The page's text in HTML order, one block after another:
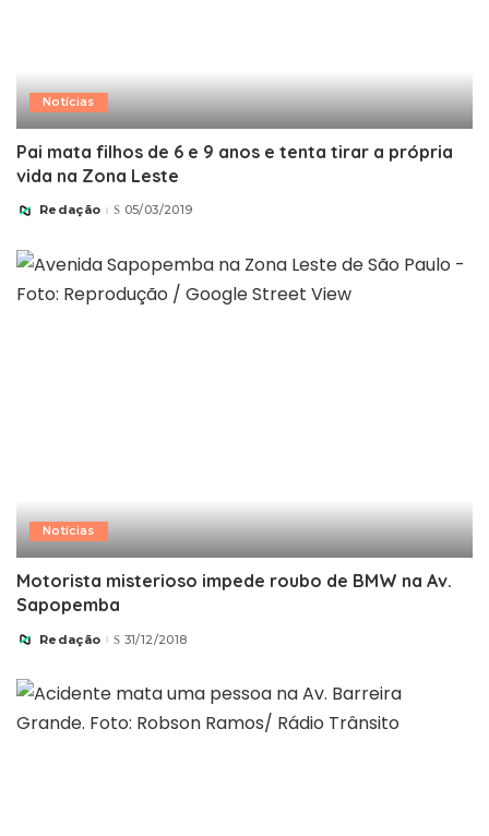
Notícias
Pai mata filhos de 6 e 9 anos e tenta tirar a própria
vida na Zona Leste
Posted
Redação 05/03/2019
Notícias
Motorista misterioso impede roubo de BMW na Av.
Sapopemba
Posted
Redação 31/12/2018